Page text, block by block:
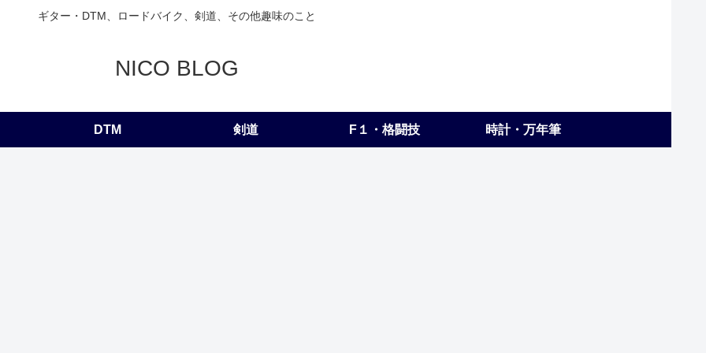
ギター・DTM、ロードバイク、剣道、その他趣味のこと
NICO BLOG
DTM 剣道 F１・格闘技 時計・万年筆